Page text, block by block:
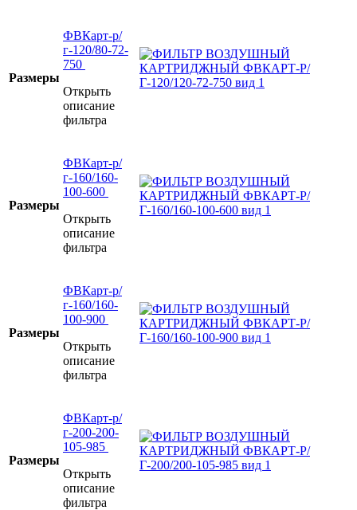
Размеры
ФВКарт-р/
г-120/80-72-
750
Открыть
описание
фильтра
Размеры
ФВКарт-р/
г-160/160-
100-600
Открыть
описание
фильтра
Размеры
ФВКарт-р/
г-160/160-
100-900
Открыть
описание
фильтра
Размеры
ФВКарт-р/
г-200-200-
105-985
Открыть
описание
фильтра